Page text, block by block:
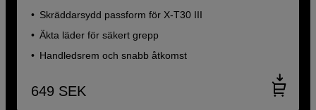
Skräddarsydd passform för X-T30 III
Äkta läder för säkert grepp
Handledsrem och snabb åtkomst
649 SEK